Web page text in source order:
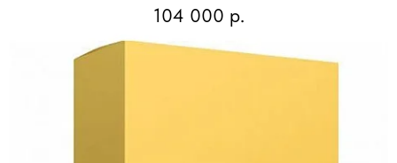
104 000 р.